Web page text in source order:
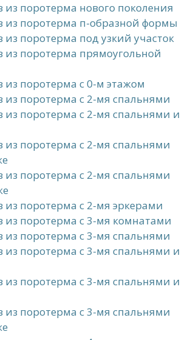
поротерма нового поколения
из поротерма п-образной формы
поротерма под узкий участок
поротерма прямоугольной
поротерма с 0-м этажом
поротерма с 2-мя спальнями
поротерма с 2-мя спальнями и
поротерма с 2-мя спальнями
поротерма с 2-мя спальнями
поротерма с 2-мя эркерами
поротерма с 3-мя комнатами
поротерма с 3-мя спальнями
поротерма с 3-мя спальнями и
поротерма с 3-мя спальнями и
поротерма с 3-мя спальнями